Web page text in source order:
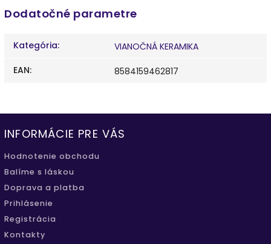
Dodatočné parametre
Kategória:
VIANOČNÁ KERAMIKA
EAN: 8584159462817
INFORMÁCIE PRE VÁS
Hodnotenie obchodu
Balíme s láskou
Doprava a platba
Prihlásenie
Registrácia
Kontakty